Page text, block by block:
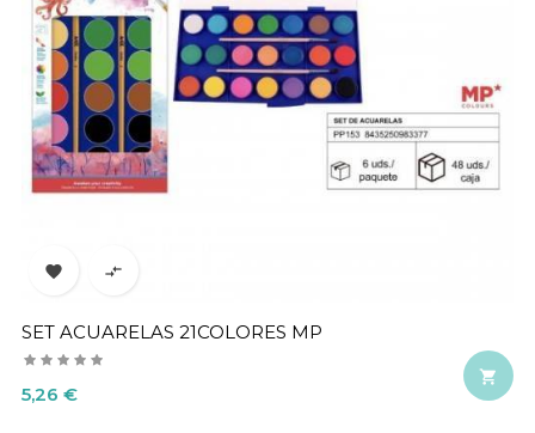
 
SET ACUARELAS 21COLORES MP
Precio
5,26 €
